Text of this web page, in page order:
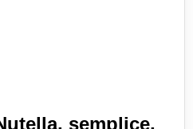
semplice,